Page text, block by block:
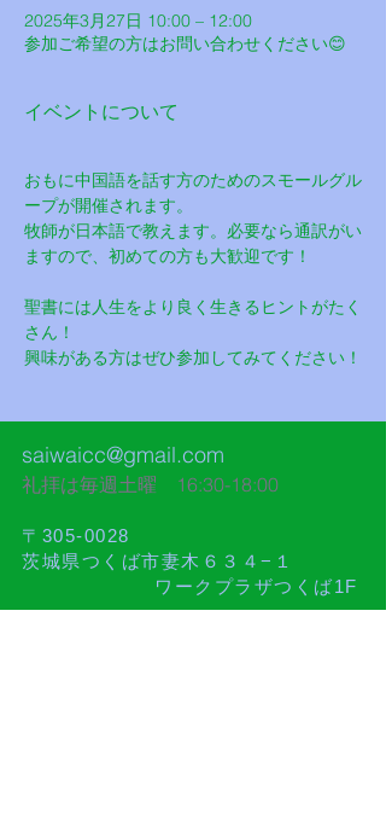
2025年3月27日 10:00 – 12:00
参加ご希望の方はお問い合わせください😊
イベントについて
おもに中国語を話す方のためのスモールグル
ープが開催されます。
牧師が日本語で教えます。必要なら通訳がい
ますので、初めての方も大歓迎です！
聖書には人生をより良く生きるヒントがたく
さん！
興味がある方はぜひ参加してみてください！
saiwaicc@gmail.com
礼拝は毎週土曜 16:30-18:00​
〒305-0028
茨城県つくば市妻木６３４−１
ワークプラザつくば1F